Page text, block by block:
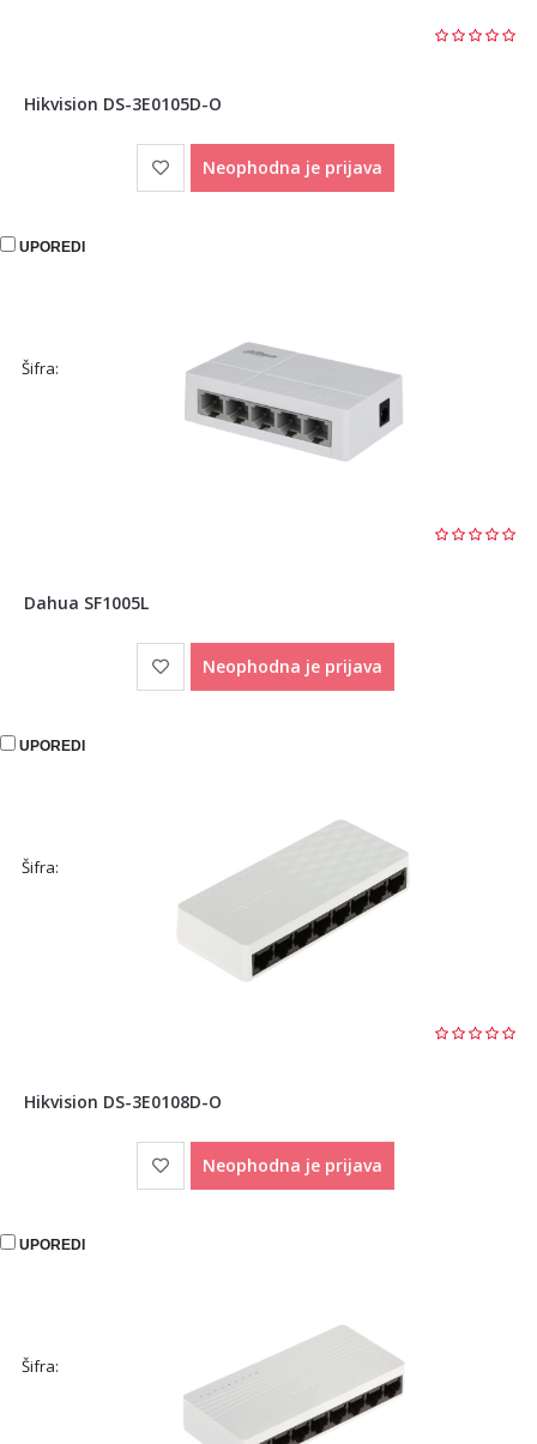
Hikvision DS-3E0105D-O
Neophodna je prijava
UPOREDI
Šifra:
Dahua SF1005L
Neophodna je prijava
UPOREDI
Šifra:
Hikvision DS-3E0108D-O
Neophodna je prijava
UPOREDI
Šifra: